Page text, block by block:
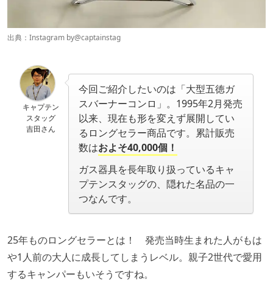
出典：Instagram by@captainstag
キャプテン
スタッグ
吉田さん
今回ご紹介したいのは「大型五徳ガ
スバーナーコンロ」。1995年2月発売
以来、現在も形を変えず展開してい
るロングセラー商品です。累計販売
数はおよそ40,000個！
ガス器具を長年取り扱っているキャ
プテンスタッグの、隠れた名品の一
つなんです。
25年ものロングセラーとは！ 発売当時生まれた人がもは
や1人前の大人に成長してしまうレベル。親子2世代で愛用
するキャンパーもいそうですね。